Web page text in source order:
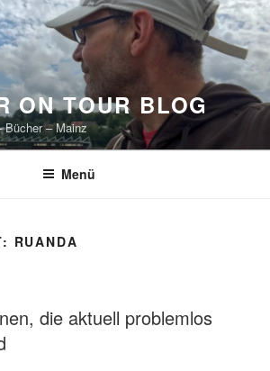
ON TOUR BLOG
Bücher – Mainz
Menü
RUANDA
die aktuell problemlos